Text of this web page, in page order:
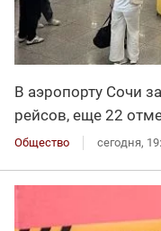
В аэропорту Сочи
рейсов, еще 22
Общество сегодня,